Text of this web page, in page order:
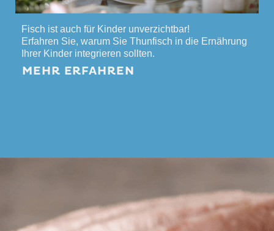
Fisch ist auch für Kinder unverzichtbar!
Erfahren Sie, warum Sie Thunfisch in die Ernährung
Ihrer Kinder integrieren sollten.
MEHR ERFAHREN